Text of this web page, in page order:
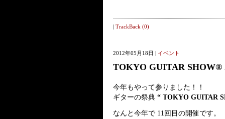
| TrackBack (0)
2012年05月18日 | イベント
TOKYO GUITAR SHOW®
今年もやって参りました！！
ギターの祭典 “ TOKYO GUITAR
なんと今年で 11回目の開催です。